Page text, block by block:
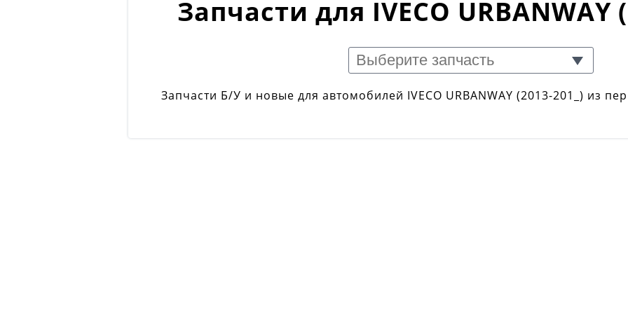
Запчасти для IVECO URBANWAY
Запчасти Б/У и новые для автомобилей IVECO URBANWAY (2013-201_) из